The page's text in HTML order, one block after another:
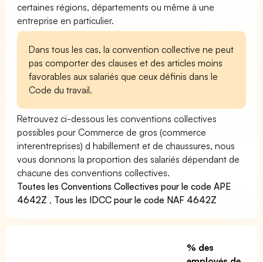
certaines régions, départements ou même à une
entreprise en particulier.
Dans tous les cas, la convention collective ne peut
pas comporter des clauses et des articles moins
favorables aux salariés que ceux définis dans le
Code du travail.
Retrouvez ci-dessous les conventions collectives
possibles pour Commerce de gros (commerce
interentreprises) d habillement et de chaussures, nous
vous donnons la proportion des salariés dépendant de
chacune des conventions collectives.
Toutes les Conventions Collectives pour le code APE
4642Z , Tous les IDCC pour le code NAF 4642Z
% des